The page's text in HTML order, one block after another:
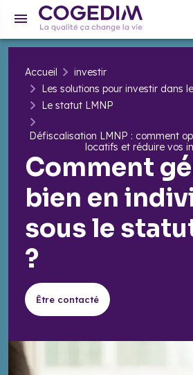
Accueil
investir
Les solutions pour investir dans
Le statut LMNP
​Défiscalisation LMNP : comment
locatifs et réduire vos
Comment
bien en
sous le
?
Être contacté